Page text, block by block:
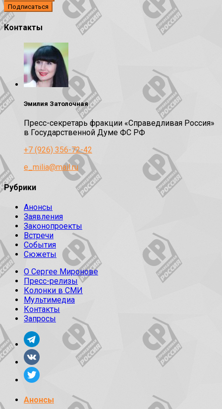
Контакты
Эмилия Затолочная
Пресс-секретарь фракции «Справедливая Россия»
в Государственной Думе ФС РФ
+7 (926) 356-72-42
e_milia@mail.ru
Рубрики
Анонсы
Заявления
Законопроекты
Встречи
События
Сюжеты
О Сергее Миронове
Пресс-релизы
Колонки в СМИ
Мультимедиа
Контакты
Запросы
Анонсы